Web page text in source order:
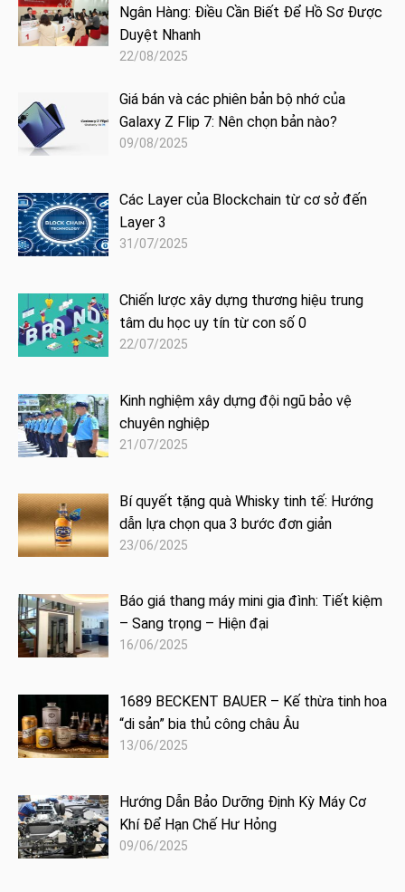
Ngân Hàng: Điều Cần Biết Để Hồ Sơ Được
Duyệt Nhanh
22/08/2025
Giá bán và các phiên bản bộ nhớ của
Galaxy Z Flip 7: Nên chọn bản nào?
09/08/2025
Các Layer của Blockchain từ cơ sở đến
Layer 3
31/07/2025
Chiến lược xây dựng thương hiệu trung
tâm du học uy tín từ con số 0
22/07/2025
Kinh nghiệm xây dựng đội ngũ bảo vệ
chuyên nghiệp
21/07/2025
Bí quyết tặng quà Whisky tinh tế: Hướng
dẫn lựa chọn qua 3 bước đơn giản
23/06/2025
Báo giá thang máy mini gia đình: Tiết kiệm
– Sang trọng – Hiện đại
16/06/2025
1689 BECKENT BAUER – Kế thừa tinh hoa
“di sản” bia thủ công châu Âu
13/06/2025
Hướng Dẫn Bảo Dưỡng Định Kỳ Máy Cơ
Khí Để Hạn Chế Hư Hỏng
09/06/2025